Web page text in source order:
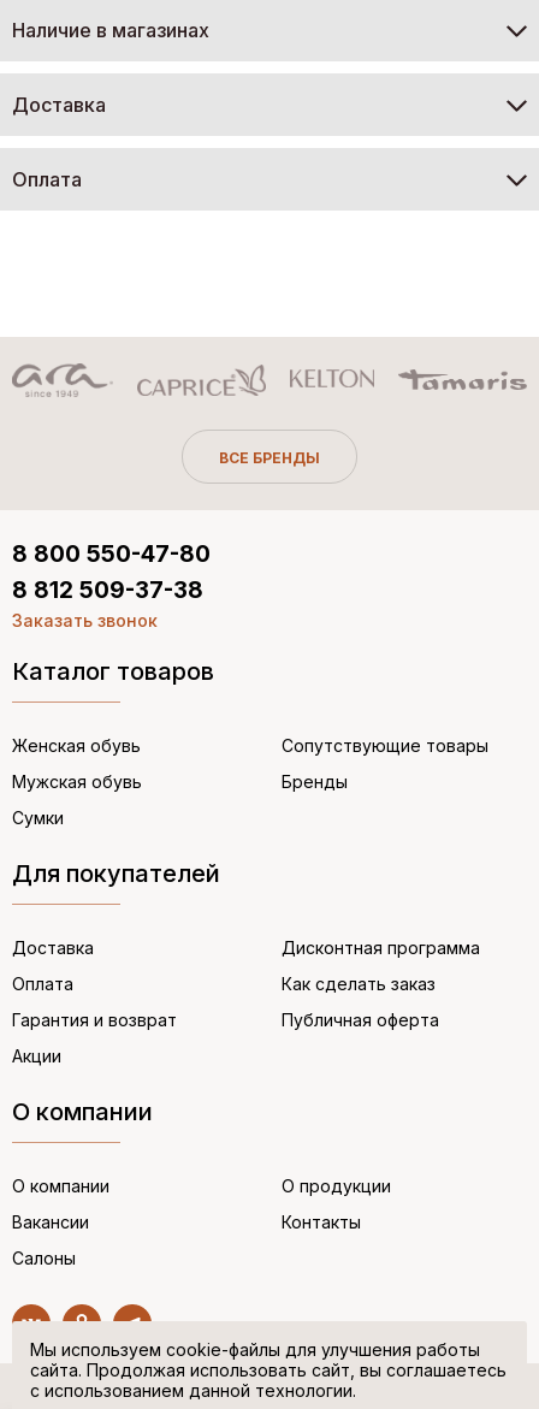
Наличие в магазинах
Доставка
Оплата
ВСЕ БРЕНДЫ
Каталог товаров
Женская обувь
Мужская обувь
Сумки
Сопутствующие товары
Бренды
Для покупателей
Доставка
Оплата
Гарантия и возврат
Акции
Дисконтная программа
Как сделать заказ
Публичная оферта
О компании
О компании
Вакансии
Салоны
О продукции
Контакты
8 800 550-47-80
8 812 509-37-38
Заказать звонок
© “НЕМЕЦКАЯ ОБУВЬ” 2017. Все права защищены.
Мы используем cookie-файлы для улучшения работы
сайта. Продолжая использовать сайт, вы соглашаетесь
с использованием данной технологии.